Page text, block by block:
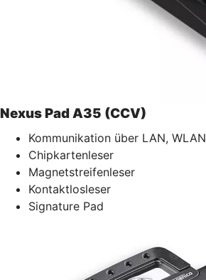
Nexus Pad A35 (CCV)
Kommunikation über LAN, WLAN
Chipkartenleser
Magnetstreifenleser
Kontaktlosleser
Signature Pad